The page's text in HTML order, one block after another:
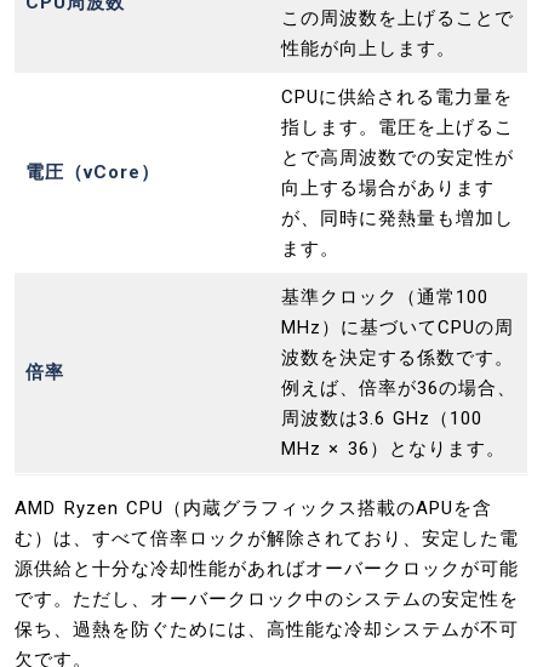
この周波数を上げることで
性能が向上します。
電圧（vCore）
CPUに供給される電力量を
指します。電圧を上げるこ
とで高周波数での安定性が
向上する場合があります
が、同時に発熱量も増加し
ます。
倍率
基準クロック（通常100
MHz）に基づいてCPUの周
波数を決定する係数です。
例えば、倍率が36の場合、
周波数は3.6 GHz（100
MHz × 36）となります。
AMD Ryzen CPU（内蔵グラフィックス搭載のAPUを含
む）は、すべて倍率ロックが解除されており、安定した電
源供給と十分な冷却性能があればオーバークロックが可能
です。ただし、オーバークロック中のシステムの安定性を
保ち、過熱を防ぐためには、高性能な冷却システムが不可
欠です。